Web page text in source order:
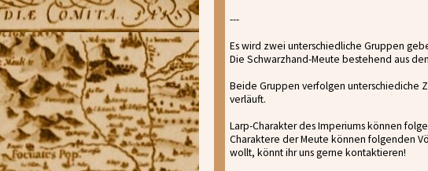
---
Es wird zwei unterschiedliche Gruppen
Die Schwarzhand-Meute bestehend aus
Beide Gruppen verfolgen unterschiediche
verläuft.
Larp-Charakter des Imperiums können
Charaktere der Meute können folgenden
wollt, könnt ihr uns gerne kontaktieren!